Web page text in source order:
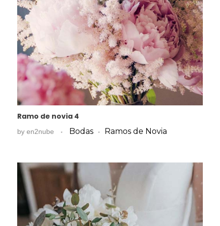
Ramo de novia 4
by en2nube Bodas Ramos de Novia